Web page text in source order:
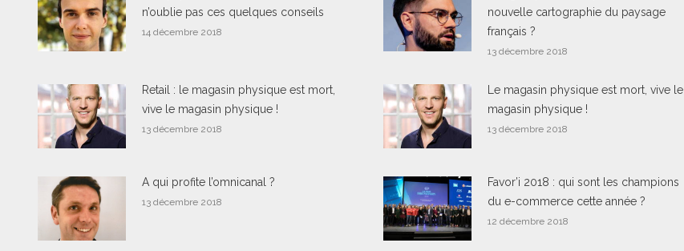
n’oublie pas ces quelques conseils
14 décembre 2018
nouvelle cartographie du paysage
français ?
13 décembre 2018
Retail : le magasin physique est mort,
vive le magasin physique !
13 décembre 2018
Le magasin physique est mort, vive le
magasin physique !
13 décembre 2018
A qui profite l’omnicanal ?
13 décembre 2018
Favor’i 2018 : qui sont les champions
du e-commerce cette année ?
12 décembre 2018